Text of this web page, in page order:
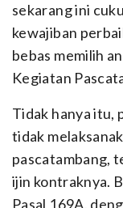
sekarang ini
kewajiban
bebas memilih
Kegiatan
Tidak hanya itu,
tidak
pascatambang,
ijin kontraknya.
Pasal 169A,